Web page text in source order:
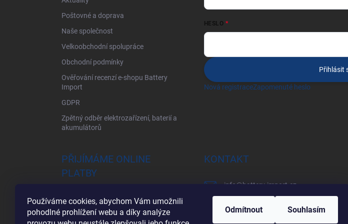
Používáme cookies, abychom Vám umožnili
pohodlné prohlížení webu a díky analýze
Odmítnout Souhlasím
Poštovné a doprava
Naše společnost
Velkoobchodní spolupráce
Obchodní podmínky
Ověřování recenzí e-shopu Battery
Import
GDPR
Zpětný odběr elektrozařízení, baterií a
akumulátorů
HESLO
Přihlásit
Nová registraceZapomenuté heslo
PŘIJÍMÁME ONLINE
PLATBY
KONTAKT
info @battery-import.cz